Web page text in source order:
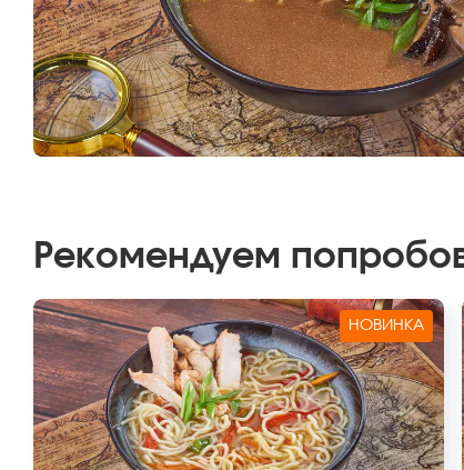
Рекомендуем
НОВИНКА